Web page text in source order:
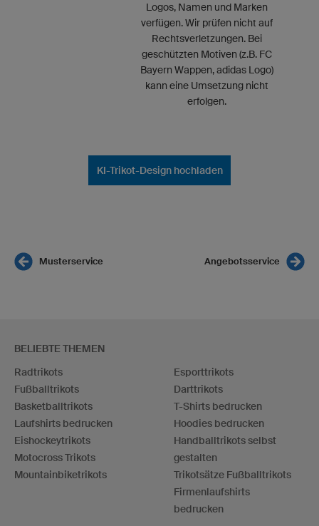
Logos, Namen und Marken
verfügen. Wir prüfen nicht auf
Rechtsverletzungen. Bei
geschützten Motiven (z.B. FC
Bayern Wappen, adidas Logo)
kann eine Umsetzung nicht
erfolgen.
KI-Trikot-Design hochladen
Musterservice Angebotsservice
BELIEBTE THEMEN
Radtrikots
Fußballtrikots
Basketballtrikots
Laufshirts bedrucken
Eishockeytrikots
Motocross Trikots
Mountainbiketrikots
Esporttrikots
Darttrikots
T-Shirts bedrucken
Hoodies bedrucken
Handballtrikots selbst
gestalten
Trikotsätze Fußballtrikots
Firmenlaufshirts
bedrucken